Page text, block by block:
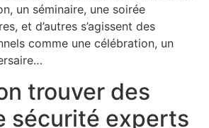
un séminaire, une soirée
et d’autres s’agissent des
comme une célébration, un
trouver des
sécurité experts